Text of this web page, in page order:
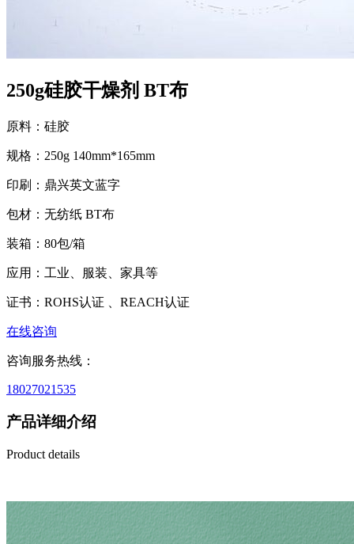
250g硅胶干燥剂 BT布
原料： 硅胶
规格： 250g 140mm*165mm
印刷： 鼎兴英文蓝字
包材： 无纺纸 BT布
装箱： 80包/箱
应用： 工业、服装、家具等
证书： ROHS认证 、REACH认证
在线咨询
咨询服务热线：
18027021535
产品详细介绍
Product details